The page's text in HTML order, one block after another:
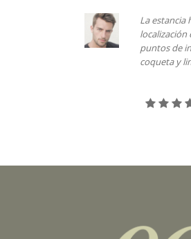
La estancia ha sido perfecta. Las
localización es perfecta para
puntos de interés y de buenos
coqueta y limpia, con todo lo